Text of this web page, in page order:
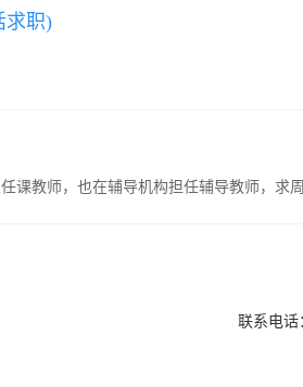
求职)
课教师，也在辅导机构担任辅导教师，求
联系电话